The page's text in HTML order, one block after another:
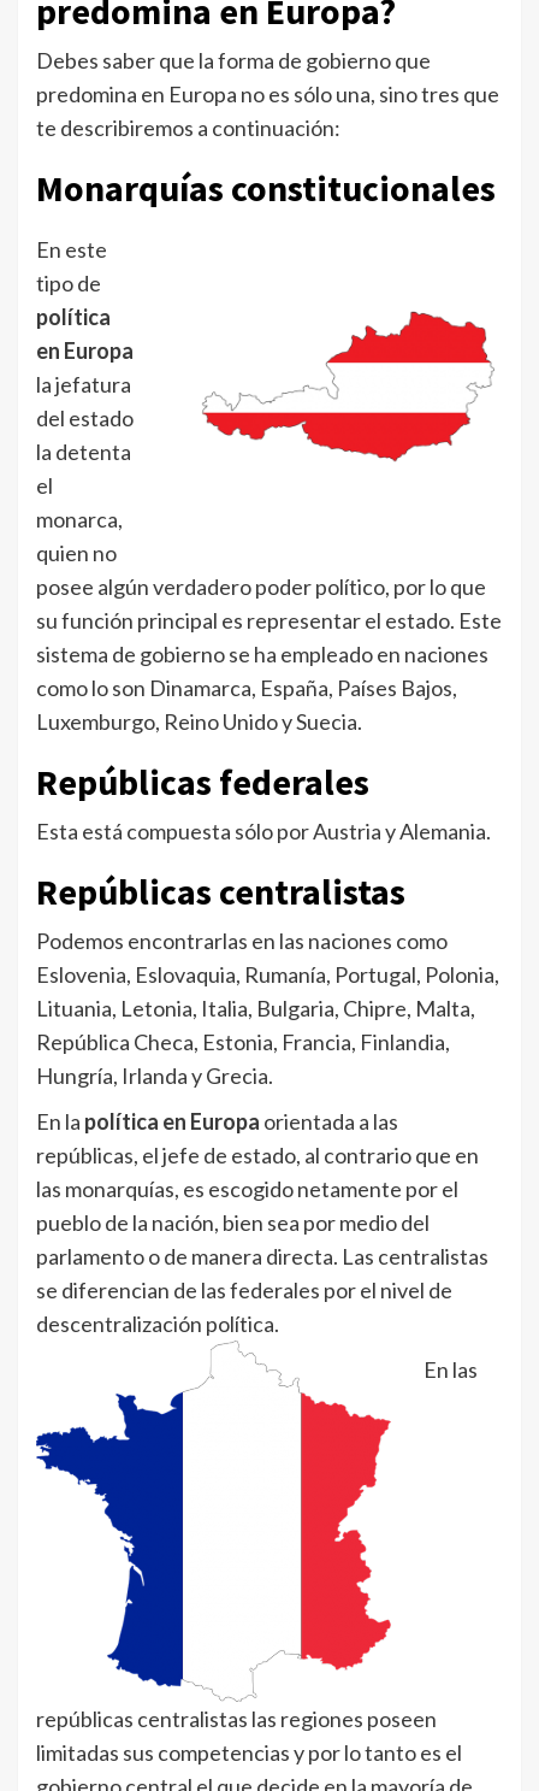
predomina en Europa?
Debes saber que la forma de gobierno que
predomina en Europa no es sólo una, sino tres que
te describiremos a continuación:
Monarquías constitucionales
En este
tipo de
política
en Europa
la jefatura
del estado
la detenta
el
monarca,
quien no
posee algún verdadero poder político, por lo que
su función principal es representar el estado. Este
sistema de gobierno se ha empleado en naciones
como lo son Dinamarca, España, Países Bajos,
Luxemburgo, Reino Unido y Suecia.
Repúblicas federales
Esta está compuesta sólo por Austria y Alemania.
Repúblicas centralistas
Podemos encontrarlas en las naciones como
Eslovenia, Eslovaquia, Rumanía, Portugal, Polonia,
Lituania, Letonia, Italia, Bulgaria, Chipre, Malta,
República Checa, Estonia, Francia, Finlandia,
Hungría, Irlanda y Grecia.
En la política en Europa orientada a las
repúblicas, el jefe de estado, al contrario que en
las monarquías, es escogido netamente por el
pueblo de la nación, bien sea por medio del
parlamento o de manera directa. Las centralistas
se diferencian de las federales por el nivel de
descentralización política.
En las
repúblicas centralistas las regiones poseen
limitadas sus competencias y por lo tanto es el